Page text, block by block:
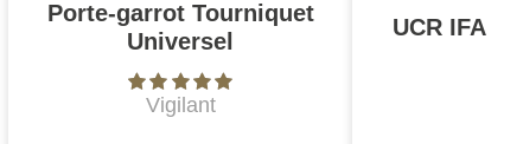
Porte-garrot Tourniquet
Universel
Vigilant
UCR IFAK